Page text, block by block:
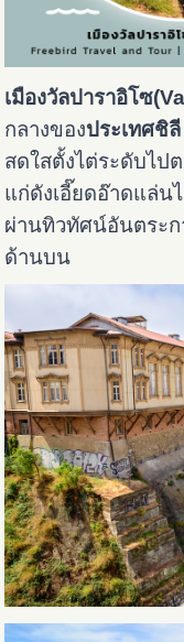
เมืองวัลปาราอิโซ
กลางของประเทศชิลี
สดใสตั้งไต่ระดับไป
แก่ดังเอี๊ยดอ๊าดแล่น
ผ่านทิวทัศน์อันตระ
ด้านบน